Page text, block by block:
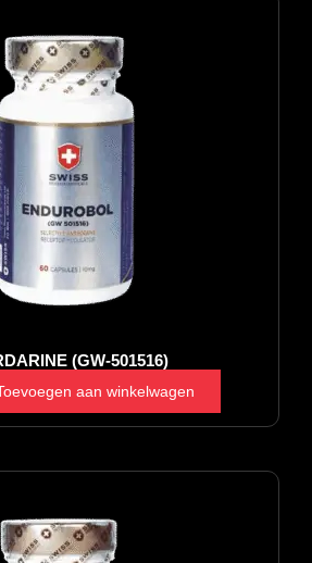
(GW-501516)
aan winkelwagen